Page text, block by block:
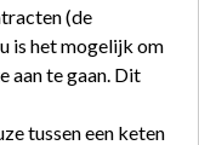
(de
is het mogelijk om
aan te gaan. Dit
tussen een keten